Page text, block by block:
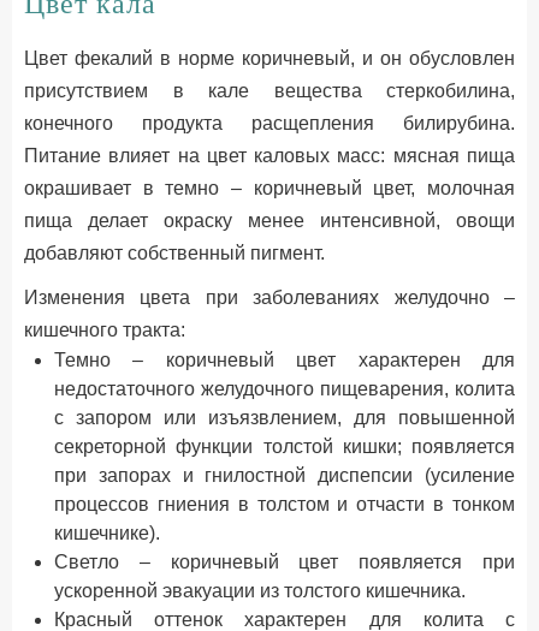
Цвет фекалий в норме коричневый, и он обусловлен
присутствием в кале вещества стеркобилина,
конечного продукта расщепления билирубина.
Питание влияет на цвет каловых масс: мясная пища
окрашивает в темно – коричневый цвет, молочная
пища делает окраску менее интенсивной, овощи
добавляют собственный пигмент.
Изменения цвета при заболеваниях желудочно –
кишечного тракта:
Темно – коричневый цвет характерен для
недостаточного желудочного пищеварения, колита
с запором или изъязвлением, для повышенной
секреторной функции толстой кишки; появляется
при запорах и гнилостной диспепсии (усиление
процессов гниения в толстом и отчасти в тонком
кишечнике).
Светло – коричневый цвет появляется при
ускоренной эвакуации из толстого кишечника.
Красный оттенок характерен для колита с